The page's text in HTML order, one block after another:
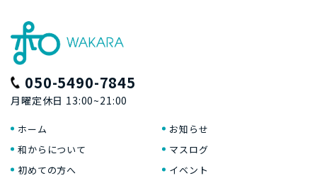
050-5490-7845
月曜定休日 13:00~21:00
ホーム
和からについて
初めての方へ
お知らせ
マスログ
イベント